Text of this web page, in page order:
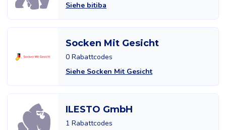
Siehe bitiba
Socken Mit Gesicht
0 Rabattcodes
Siehe Socken Mit Gesicht
ILESTO GmbH
1 Rabattcodes